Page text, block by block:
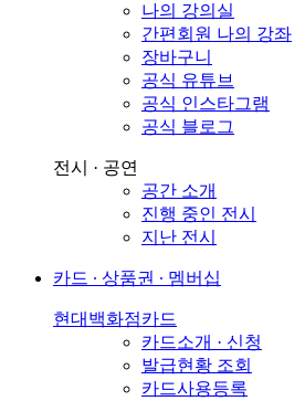
나의 강의실
간편회원 나의 강좌
장바구니
공식 유튜브
공식 인스타그램
공식 블로그
전시 · 공연
공간 소개
진행 중인 전시
지난 전시
카드 ∙ 상품권 ∙ 멤버십
현대백화점카드
카드소개 · 신청
발급현황 조회
카드사용등록